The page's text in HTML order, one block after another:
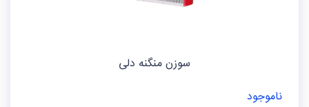
سوزن منگنه دلی
ناموجود